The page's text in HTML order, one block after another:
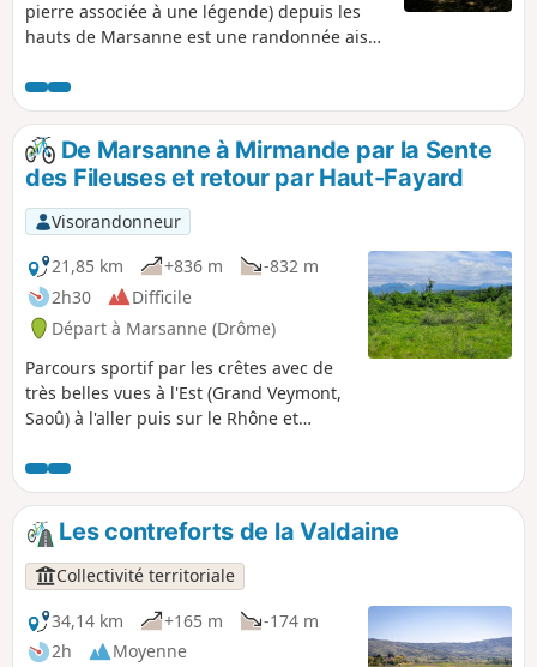
pierre associée à une légende) depuis les
hauts de Marsanne est une randonnée aisée
la forêt est proposé par les hauteurs.
De Marsanne à Mirmande par la Sente
des Fileuses et retour par Haut-Fayard
Visorandonneur
21,85 km
+836 m
-832 m
2h30
Difficile
Départ à Marsanne (Drôme)
Parcours sportif par les crêtes avec de
très belles vues à l'Est (Grand Veymont,
Saoû) à l'aller puis sur le Rhône et
assez pentus.
Les contreforts de la Valdaine
Collectivité territoriale
34,14 km
+165 m
-174 m
2h
Moyenne